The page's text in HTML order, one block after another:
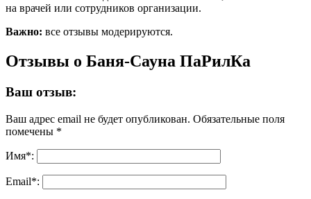
на врачей или сотрудников организации.
Важно: все отзывы модерируются.
Отзывы о Баня-Сауна ПаРилКа
Ваш отзыв:
Ваш адрес email не будет опубликован. Обязательные поля
помечены *
Имя*:
Email*: